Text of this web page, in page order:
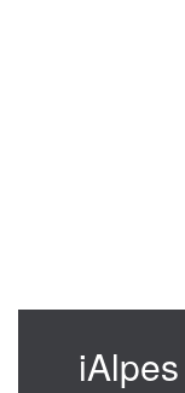
iAlpes